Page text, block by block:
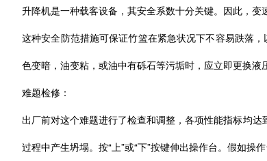
升降机是一种载客设备，其安全系数十分关键。因此，
这种安全防范措施可保证竹篮在紧急状况下不容易跌落
色变暗，油变粘，或油中有砾石等污垢时，应立即更换液
难题检修：
出厂前对这个难题进行了检查和调整，各项性能指标均
过程中产生坍塌。按“上”或“下”按键伸出操作台。假如